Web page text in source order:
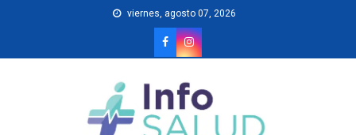
viernes, agosto 07, 2026